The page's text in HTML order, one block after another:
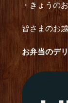
・きょうの
皆さまのお
お弁当のデ